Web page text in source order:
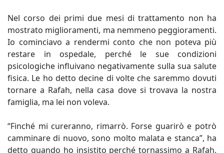
Nel corso dei primi due mesi di trattamento non ha
mostrato miglioramenti, ma nemmeno peggioramenti.
Io cominciavo a rendermi conto che non poteva più
restare in ospedale, perché le sue condizioni
psicologiche influivano negativamente sulla sua salute
fisica. Le ho detto decine di volte che saremmo dovuti
tornare a Rafah, nella casa dove si trovava la nostra
famiglia, ma lei non voleva.
“Finché mi cureranno, rimarrò. Forse guarirò e potrò
camminare di nuovo, sono molto malata e stanca”, ha
detto quando ho insistito perché tornassimo a Rafah.